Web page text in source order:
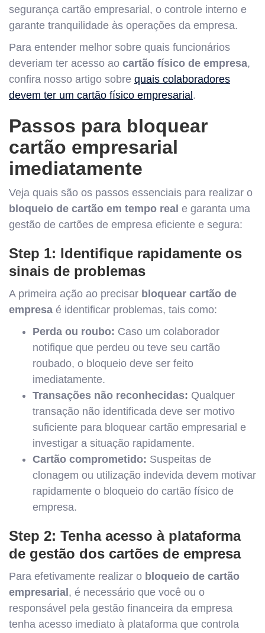
segurança cartão empresarial, o controle interno e
garante tranquilidade às operações da empresa.
Para entender melhor sobre quais funcionários
deveriam ter acesso ao cartão físico de empresa,
confira nosso artigo sobre quais colaboradores
devem ter um cartão físico empresarial.
Passos para bloquear
cartão empresarial
imediatamente
Veja quais são os passos essenciais para realizar o
bloqueio de cartão em tempo real e garanta uma
gestão de cartões de empresa eficiente e segura:
Step 1: Identifique rapidamente os
sinais de problemas
A primeira ação ao precisar bloquear cartão de
empresa é identificar problemas, tais como:
Perda ou roubo: Caso um colaborador
notifique que perdeu ou teve seu cartão
roubado, o bloqueio deve ser feito
imediatamente.
Transações não reconhecidas: Qualquer
transação não identificada deve ser motivo
suficiente para bloquear cartão empresarial e
investigar a situação rapidamente.
Cartão comprometido: Suspeitas de
clonagem ou utilização indevida devem motivar
rapidamente o bloqueio do cartão físico de
empresa.
Step 2: Tenha acesso à plataforma
de gestão dos cartões de empresa
Para efetivamente realizar o bloqueio de cartão
empresarial, é necessário que você ou o
responsável pela gestão financeira da empresa
tenha acesso imediato à plataforma que controla